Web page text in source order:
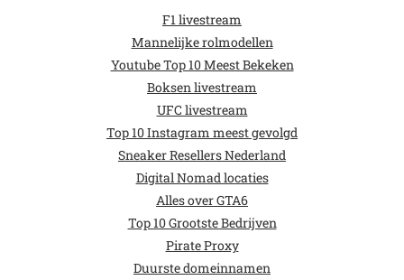
F1 livestream
Mannelijke rolmodellen
Youtube Top 10 Meest Bekeken
Boksen livestream
UFC livestream
Top 10 Instagram meest gevolgd
Sneaker Resellers Nederland
Digital Nomad locaties
Alles over GTA6
Top 10 Grootste Bedrijven
Pirate Proxy
Duurste domeinnamen